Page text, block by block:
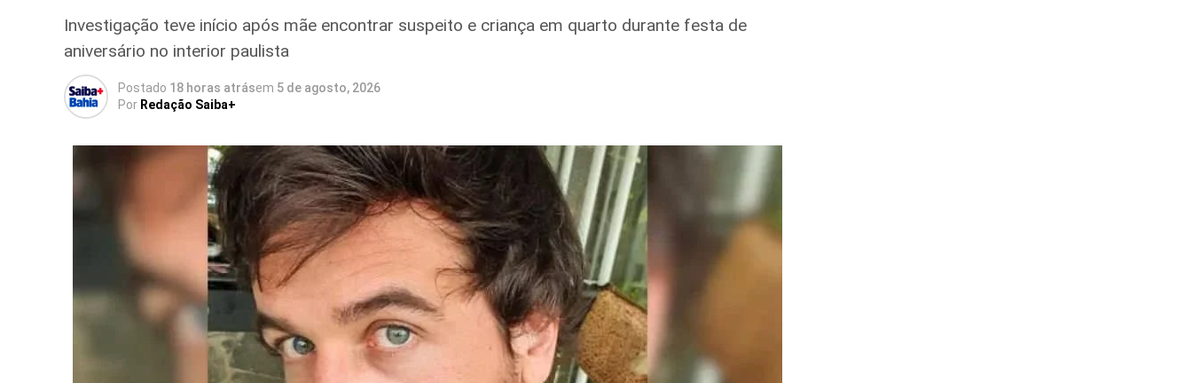
Investigação teve início após mãe encontrar suspeito e criança em quarto durante festa de
aniversário no interior paulista
Postado 18 horas atrásem 5 de agosto, 2026
Por Redação Saiba+